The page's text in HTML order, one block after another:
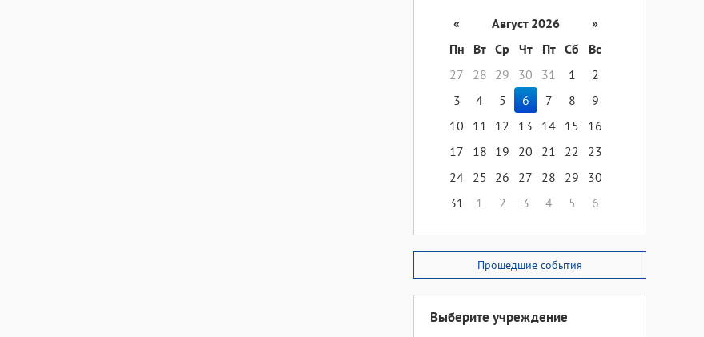
« Август 2026
»
Пн
Вт Ср Чт Пт Сб
Вс
27
28 29 30 31 1
2
3
4 5 6 7 8
9
10
11 12 13 14 15
16
17
18 19 20 21 22
23
24 25 26 27 28 29
30
31
1 2 3 4 5 6
Прошедшие события
Выберите учреждение